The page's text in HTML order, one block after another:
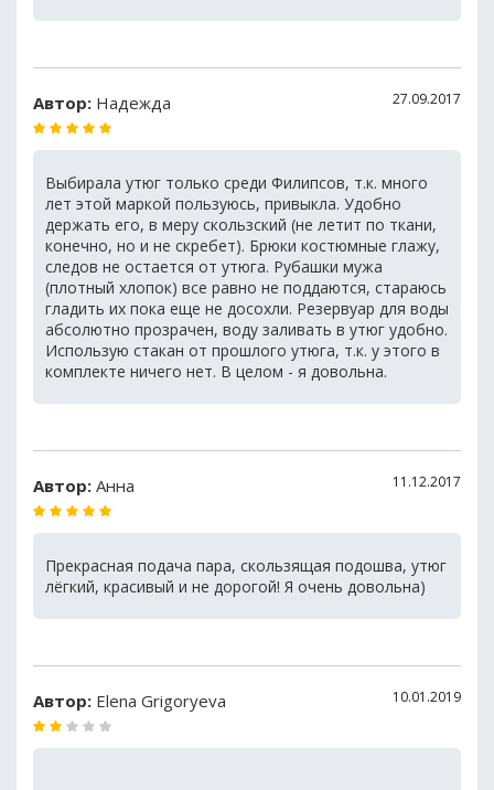
Автор: Надежда 27.09.2017
Выбирала утюг только среди Филипсов, т.к. много
лет этой маркой пользуюсь, привыкла. Удобно
держать его, в меру скользский (не летит по ткани,
конечно, но и не скребет). Брюки костюмные глажу,
следов не остается от утюга. Рубашки мужа
(плотный хлопок) все равно не поддаются, стараюсь
гладить их пока еще не досохли. Резервуар для воды
абсолютно прозрачен, воду заливать в утюг удобно.
Использую стакан от прошлого утюга, т.к. у этого в
комплекте ничего нет. В целом - я довольна.
Автор: Анна 11.12.2017
Прекрасная подача пара, скользящая подошва, утюг
лёгкий, красивый и не дорогой! Я очень довольна)
Автор: Elena Grigoryeva 10.01.2019